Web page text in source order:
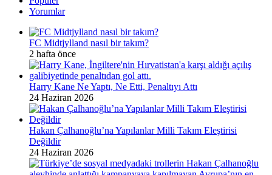
Yorumlar
FC Midtjylland nasıl bir takım?
2 hafta önce
Harry Kane Ne Yaptı, Ne Etti, Penaltıyı Attı
24 Haziran 2026
Hakan Çalhanoğlu’na Yapılanlar Milli Takım Eleştirisi
Değildir
24 Haziran 2026